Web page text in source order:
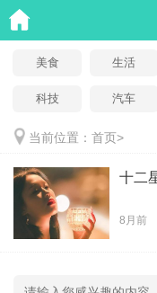
美食 生活
科技 汽车
当前位置： 首页>
十二
8月前